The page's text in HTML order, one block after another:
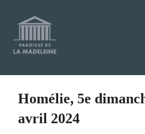
contenu
Homélie, 5e
avril 2024